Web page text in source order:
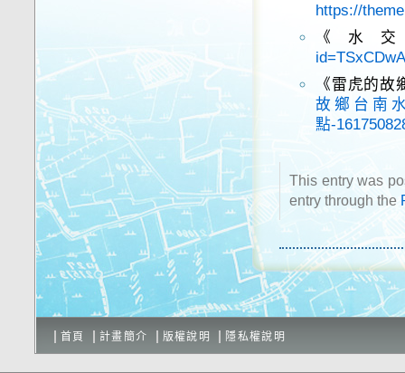
https://
《水
《雷虎的
故鄉台南
點-
This entry was
entry through the
首頁 計畫簡介 版權說明 隱私權說明